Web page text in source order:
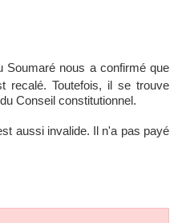
Soumaré nous a confirmé que
recalé. Toutefois, il se trouve
Conseil constitutionnel.
aussi invalide. Il n'a pas payé